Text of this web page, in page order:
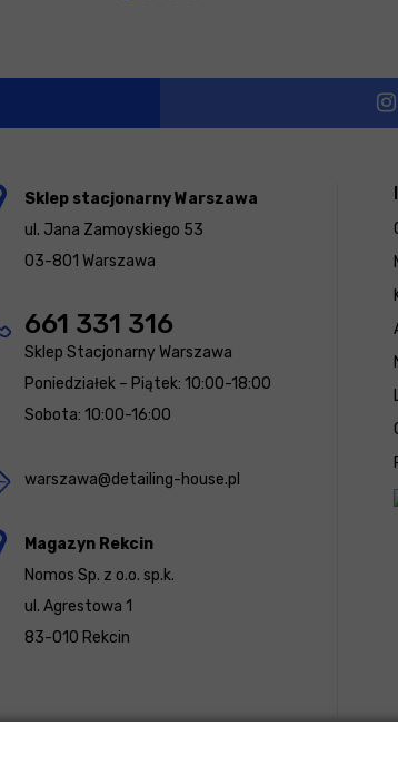
Sklep stacjonarny Warszawa
ul. Jana Zamoyskiego 53
03-801 Warszawa
661 331 316
Sklep Stacjonarny Warszawa
Poniedziałek – Piątek: 10:00-18:00
Sobota: 10:00-16:00
warszawa@detailing-house.pl
Magazyn Rekcin
Nomos Sp. z o.o. sp.k.
ul. Agrestowa 1
83-010 Rekcin